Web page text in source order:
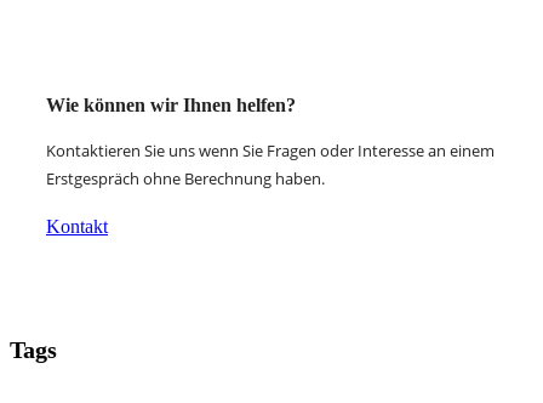
Wie können wir Ihnen helfen?
Kontaktieren Sie uns wenn Sie Fragen oder Interesse an einem
Erstgespräch ohne Berechnung haben.
Kontakt
Tags